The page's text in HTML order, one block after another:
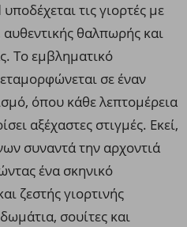
υποδέχεται τις γιορτές με
θαλπωρής και
Το εμβληματικό
σε έναν
όπου κάθε λεπτομέρεια
αξέχαστες στιγμές. Εκεί,
συναντά την αρχοντιά
ένα σκηνικό
ζεστής γιορτινής
σουίτες και